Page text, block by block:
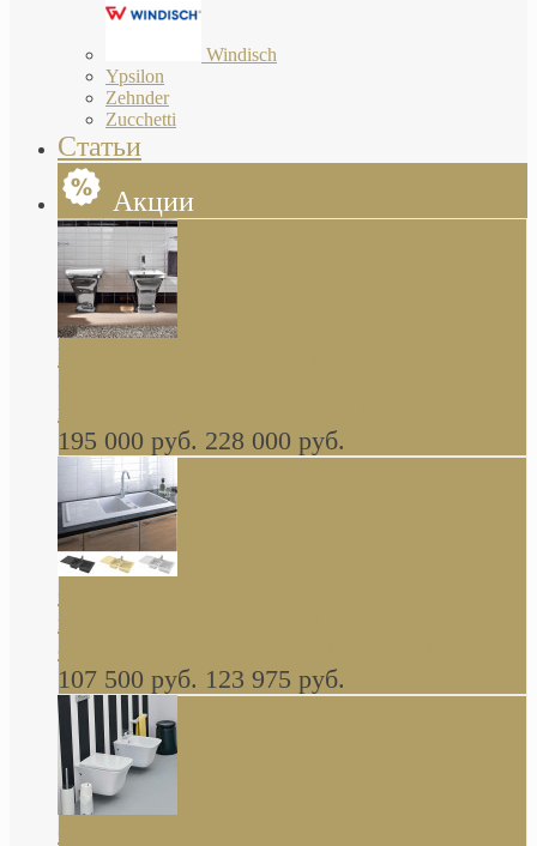
Windisch
Ypsilon
Zehnder
Zucchetti
Статьи
Акции
Butterfly Scarabeo КОМПЛЕКТ санфаянса
глянцевая платина В НАЛИЧИИ
195 000 руб. 228 000 руб.
керамическая мойка 1160 x 510 мм белая,
серая, черная, бежевая В НАЛИЧИИ
107 500 руб. 123 975 руб.